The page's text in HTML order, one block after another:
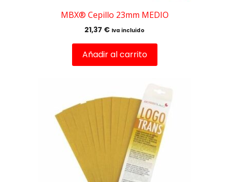
MBX® Cepillo 23mm MEDIO
21,37 € Iva incluido
Añadir al carrito